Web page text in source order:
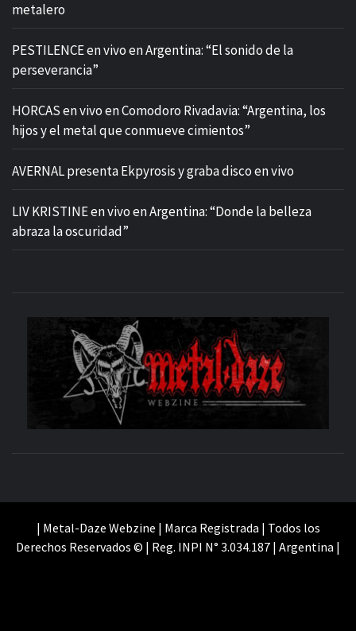
metalero
PESTILENCE en vivo en Argentina: “El sonido de la
perseverancia”
HORCAS en vivo en Comodoro Rivadavia: “Argentina, los
hijos y el metal que conmueve cimientos”
AVERNAL presenta Ekpyrosis y graba disco en vivo
LIV KRISTINE en vivo en Argentina: “Donde la belleza
abraza la oscuridad”
| Metal-Daze Webzine | Marca Registrada | Todos los
Derechos Reservados © | Reg. INPI N° 3.034.187 | Argentina |